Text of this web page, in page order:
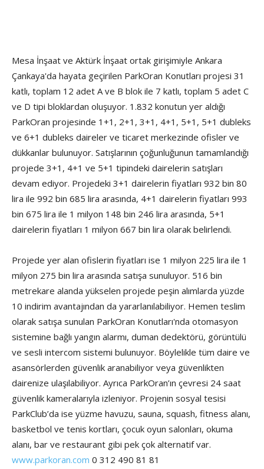
Mesa İnşaat ve Aktürk İnşaat ortak girişimiyle Ankara
Çankaya'da hayata geçirilen ParkOran Konutları projesi 31
katlı, toplam 12 adet A ve B blok ile 7 katlı, toplam 5 adet C
ve D tipi bloklardan oluşuyor. 1.832 konutun yer aldığı
ParkOran projesinde 1+1, 2+1, 3+1, 4+1, 5+1, 5+1 dubleks
ve 6+1 dubleks daireler ve ticaret merkezinde ofisler ve
dükkanlar bulunuyor. Satışlarının çoğunluğunun tamamlandığı
projede 3+1, 4+1 ve 5+1 tipindeki dairelerin satışları
devam ediyor. Projedeki 3+1 dairelerin fiyatları 932 bin 80
lira ile 992 bin 685 lira arasında, 4+1 dairelerin fiyatları 993
bin 675 lira ile 1 milyon 148 bin 246 lira arasında, 5+1
dairelerin fiyatları 1 milyon 667 bin lira olarak belirlendi.
Projede yer alan ofislerin fiyatları ise 1 milyon 225 lira ile 1
milyon 275 bin lira arasında satışa sunuluyor. 516 bin
metrekare alanda yükselen projede peşin alımlarda yüzde
10 indirim avantajından da yararlanılabiliyor. Hemen teslim
olarak satışa sunulan ParkOran Konutları'nda otomasyon
sistemine bağlı yangın alarmı, duman dedektörü, görüntülü
ve sesli intercom sistemi bulunuyor. Böylelikle tüm daire ve
asansörlerden güvenlik aranabiliyor veya güvenlikten
dairenize ulaşılabiliyor. Ayrıca ParkOran’ın çevresi 24 saat
güvenlik kameralarıyla izleniyor. Projenin sosyal tesisi
ParkClub’da ise yüzme havuzu, sauna, squash, fitness alanı,
basketbol ve tenis kortları, çocuk oyun salonları, okuma
alanı, bar ve restaurant gibi pek çok alternatif var.
www.parkoran.com 0 312 490 81 81